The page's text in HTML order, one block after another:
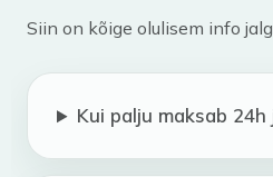
Siin on kõige olulisem info
Kui palju maksab